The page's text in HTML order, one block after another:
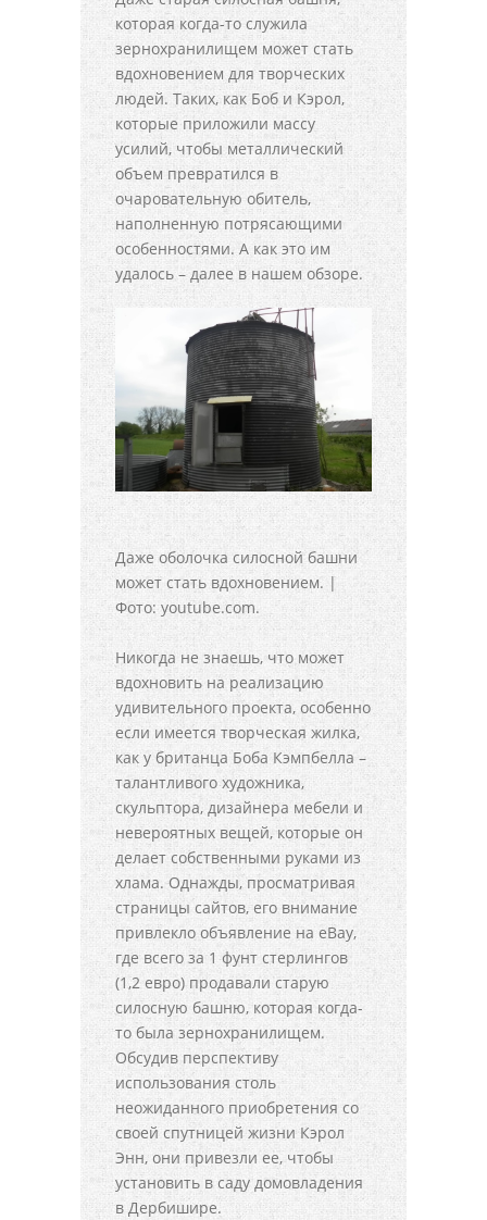
которая когда-то служила
зернохранилищем может стать
вдохновением для творческих
людей. Таких, как Боб и Кэрол,
которые приложили массу
усилий, чтобы металлический
объем превратился в
очаровательную обитель,
наполненную потрясающими
особенностями. А как это им
удалось – далее в нашем обзоре.
Даже оболочка силосной башни
может стать вдохновением. |
Фото: youtube.com.
Никогда не знаешь, что может
вдохновить на реализацию
удивительного проекта, особенно
если имеется творческая жилка,
как у британца Боба Кэмпбелла –
талантливого художника,
скульптора, дизайнера мебели и
невероятных вещей, которые он
делает собственными руками из
хлама. Однажды, просматривая
страницы сайтов, его внимание
привлекло объявление на eBay,
где всего за 1 фунт стерлингов
(1,2 евро) продавали старую
силосную башню, которая когда-
то была зернохранилищем.
Обсудив перспективу
использования столь
неожиданного приобретения со
своей спутницей жизни Кэрол
Энн, они привезли ее, чтобы
установить в саду домовладения
в Дербишире.